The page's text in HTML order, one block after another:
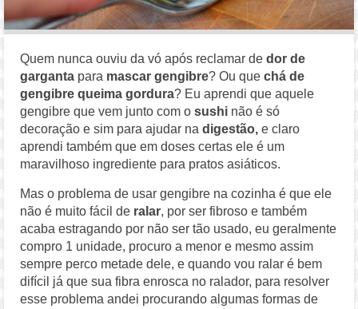
Quem nunca ouviu da vó após reclamar dedor de
garganta para mascar gengibre? Ou quechá de
gengibre queima gordura? Eu aprendi que aquele
gengibre que vem junto com osushi não é só
decoração e sim para ajudar nadigestão,e claro
aprendi também que em doses certas ele é um
maravilhoso ingrediente para pratos asiáticos.
Mas o problema de usar gengibre na cozinha é que ele
não é muito fácil de ralar, por ser fibroso e também
acaba estragando por não ser tão usado, eu geralmente
compro 1 unidade, procuro a menor e mesmo assim
sempre perco metade dele, e quando vou ralar é bem
difícil já que sua fibra enrosca no ralador, para resolver
esse problema andei procurando algumas formas de